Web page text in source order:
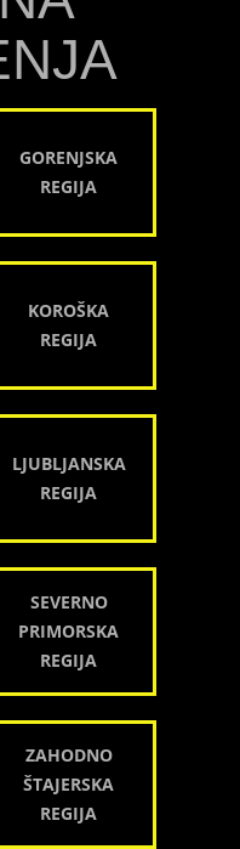
GORENJSKA
REGIJA
KOROŠKA
REGIJA
LJUBLJANSKA
REGIJA
SEVERNO
PRIMORSKA
REGIJA
ZAHODNO
ŠTAJERSKA
REGIJA